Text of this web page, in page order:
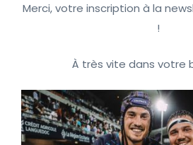
Merci, votre inscription à la
!
À très vite dans votre